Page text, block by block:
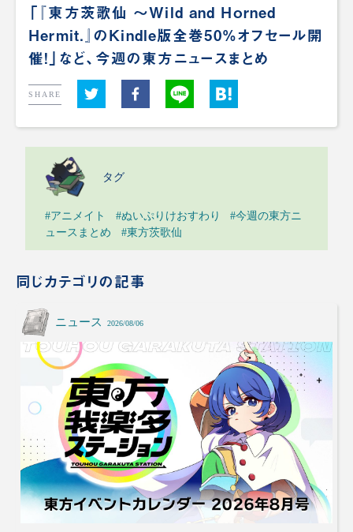
「『東方茨歌仙 ～Wild and Horned
Hermit.』のKindle版全巻50%オフセール開
催！」など、今週の東方ニュースまとめ
SHARE
タグ
#アニメイト #ぬいぷりけおすわり
#今週の東方ニ
ュースまとめ
#東方茨歌仙
同じカテゴリの記事
ニュース 2026/08/06